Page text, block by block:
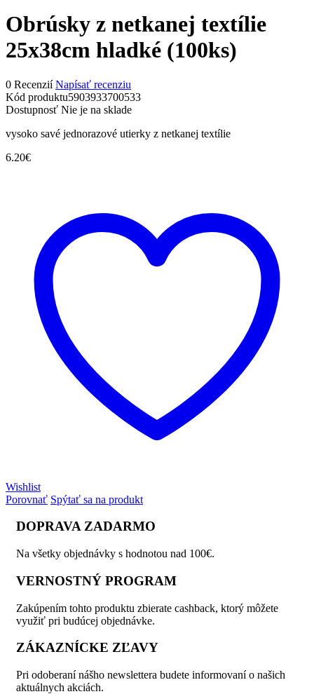
Obrúsky z netkanej textílie
25x38cm hladké (100ks)
0 Recenzií Napísať recenziu
Kód produktu5903933700533
Dostupnosť Nie je na sklade
vysoko savé jednorazové utierky z netkanej textílie
6.20€
Wishlist
Porovnať Spýtať sa na produkt
DOPRAVA ZADARMO
Na všetky objednávky s hodnotou nad 100€.
VERNOSTNÝ PROGRAM
Zakúpením tohto produktu zbierate cashback, ktorý môžete
využiť pri budúcej objednávke.
ZÁKAZNÍCKE ZĽAVY
Pri odoberaní nášho newslettera budete informovaní o našich
aktuálnych akciách.